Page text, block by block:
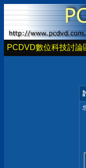
PCDVD數位科技討論